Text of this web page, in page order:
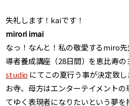
失礼します！kaiです！
mirori imai
なっ！なんと！私の敬愛するmiro
導者養成講座（28日間）を恵比寿の
studio にてこの夏行う事が決定致
お寺、母方はエンターテイメント
てゆく表現者になりたいという夢を